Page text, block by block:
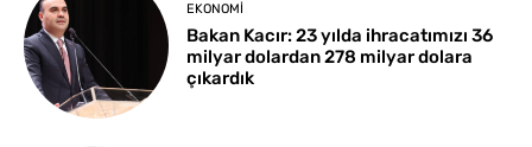
EKONOMI
Bakan Kacır: 23 yılda ihracatımızı 36
milyar dolardan 278 milyar dolara
çıkardık